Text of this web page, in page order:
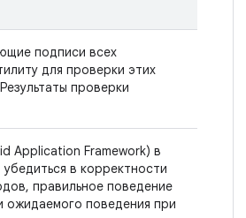
подписи всех
для проверки этих
проверки
Application Framework) в
в корректности
правильное поведение
ожидаемого поведения при